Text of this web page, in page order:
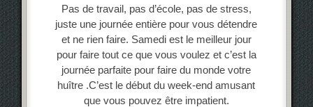
Pas de travail, pas d’école, pas de stress,
juste une journée entière pour vous détendre
et ne rien faire. Samedi est le meilleur jour
pour faire tout ce que vous voulez et c’est la
journée parfaite pour faire du monde votre
huître .C’est le début du week-end amusant
que vous pouvez être impatient.